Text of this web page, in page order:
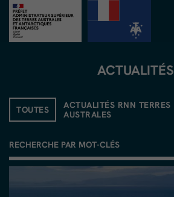
ACTUALITÉS
TOUTES
ACTUALITÉS RNN TERRES
AUSTRALES